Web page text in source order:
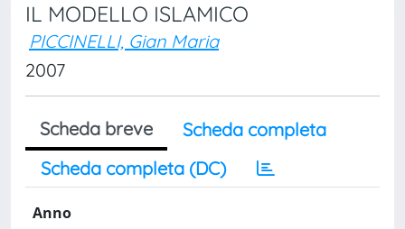
IL MODELLO ISLAMICO
PICCINELLI, Gian Maria
2007
Scheda breve
Scheda completa
Scheda completa (DC)
Anno